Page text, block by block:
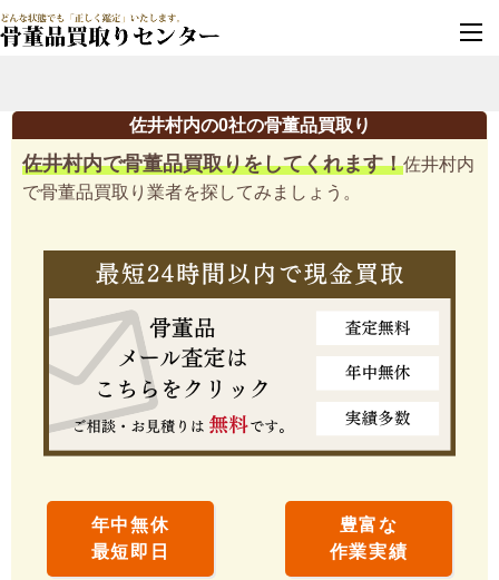
佐井村内の0社の骨董品買取り
佐井村内で骨董品買取りをしてくれます！佐井村内
で骨董品買取り業者を探してみましょう。
年中無休
最短即日
豊富な
作業実績